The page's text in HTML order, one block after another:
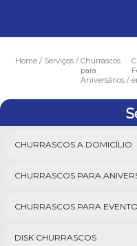
Home Serviços
Churrascos
para
Aniversários
CHURRASCOS A DOMICÍLIO
CHURRASCOS PARA
CHURRASCOS PARA
DISK CHURRASCOS